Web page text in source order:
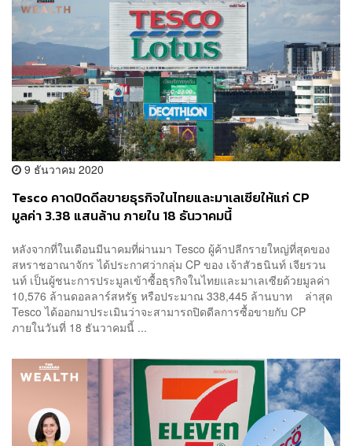
9 ธันวาคม 2020
Tesco คาดปิดดีลขายธุรกิจในไทยและมาเลเซียให้แก่ CP
มูลค่า 3.38 แสนล้าน ภายใน 18 ธันวาคมนี้
หลังจากที่ในเดือนมีนาคมที่ผ่านมา Tesco ผู้ค้าปลีกรายใหญ่ที่สุดของ
สหราชอาณาจักร ได้ประกาศว่ากลุ่ม CP ของ เจ้าสัวธนินท์ เจียรวน
นท์ เป็นผู้ชนะการประมูลเข้าซื้อธุรกิจในไทยและมาเลเซียด้วยมูลค่า
10,576 ล้านดอลลาร์สหรัฐ หรือประมาณ 338,445 ล้านบาท ล่าสุด
Tesco ได้ออกมาประเมินว่าจะสามารถปิดดีลการซื้อขายกับ CP
ภายในวันที่ 18 ธันวาคมนี้ ...